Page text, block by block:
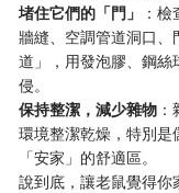
堵住它們的「門」
：
牆縫、空調管道洞口、
道」，用發泡膠、鋼絲
侵。
保持整潔，減少雜物
環境整潔乾燥，特別
「安家」的舒適區。
說到底，讓老鼠覺得